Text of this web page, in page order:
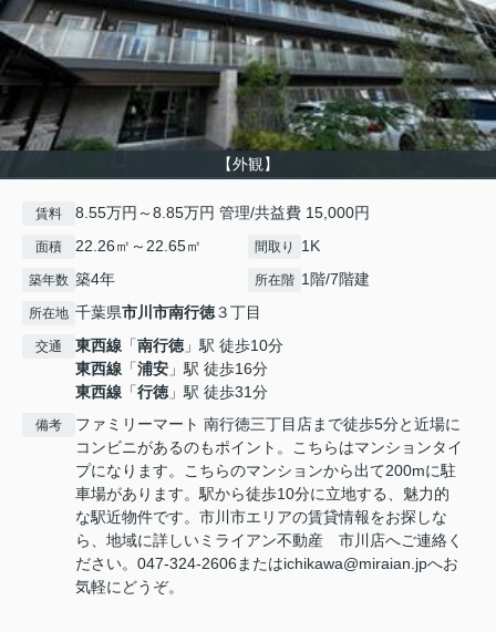
【外観】
賃料 8.55万円～8.85万円 管理/共益費 15,000円
面積 22.26㎡～22.65㎡ 間取り 1K
築年数 築4年 所在階 1階/7階建
所在地 千葉県市川市南行徳３丁目
交通 東西線 「南行徳」駅 徒歩10分
東西線 「浦安 」駅 徒歩16分
東西線 「行徳」駅 徒歩31分
備考
ファミリーマート 南行徳三丁目店まで徒歩5分と近場に
コンビニがあるのもポイント。こちらはマンションタイ
プになります。こちらのマンションから出て200mに駐
車場があります。駅から徒歩10分に立地する、魅力的
な駅近物件です。市川市エリアの賃貸情報をお探しな
ら、地域に詳しいミライアン不動産 市川店へご連絡く
ださい。047-324-2606またはichikawa@miraian.jpへお
気軽にどうぞ。